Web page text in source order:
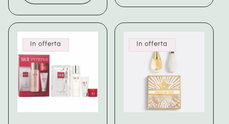
In offerta In offerta